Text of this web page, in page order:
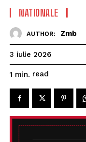
NATIONALE
AUTHOR: Zmb
3 iulie 2026
1 min. read